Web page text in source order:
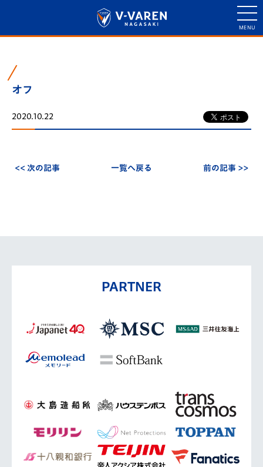
オフ
2020.10.22
<< 次の記事 一覧へ戻る 前の記事 >>
PARTNER